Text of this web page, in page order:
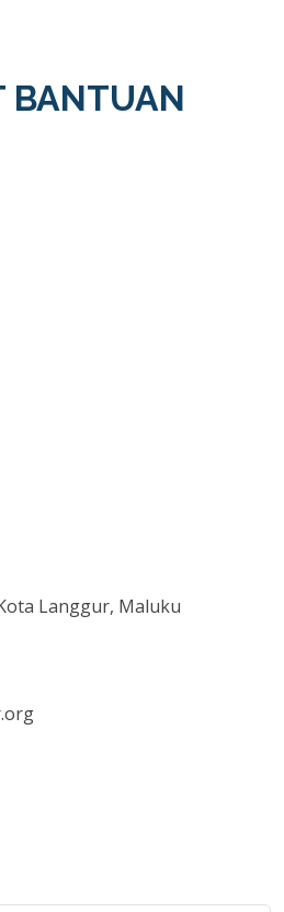
BANTUAN
Langgur, Maluku